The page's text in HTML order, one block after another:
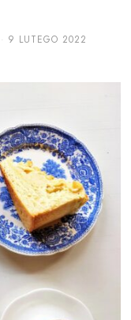
9 LUTEGO 2022